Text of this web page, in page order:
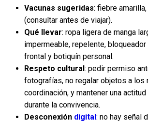
Vacunas sugeridas: fiebre
(consultar antes de viajar).
Qué llevar: ropa ligera de manga
impermeable, repelente, bloqueador
frontal y botiquín personal.
Respeto cultural: pedir permiso
fotografías, no regalar objetos a los
coordinación, y mantener una
durante la convivencia.
Desconexión digital: no hay señal